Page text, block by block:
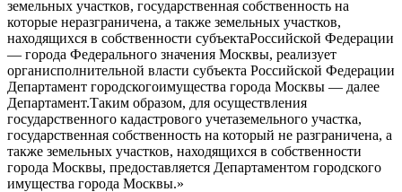
земельных участков, государственная собственность на
которые неразграничена, а также земельных участков,
находящихся в собственности субъектаРоссийской Федерации
— города Федерального значения Москвы, реализует
органисполнительной власти субъекта Российской Федерации
Департамент городскогоимущества города Москвы — далее
Департамент.Таким образом, для осуществления
государственного кадастрового учетаземельного участка,
государственная собственность на который не разграничена, а
также земельных участков, находящихся в собственности
города Москвы, предоставляется Департаментом городского
имущества города Москвы.»